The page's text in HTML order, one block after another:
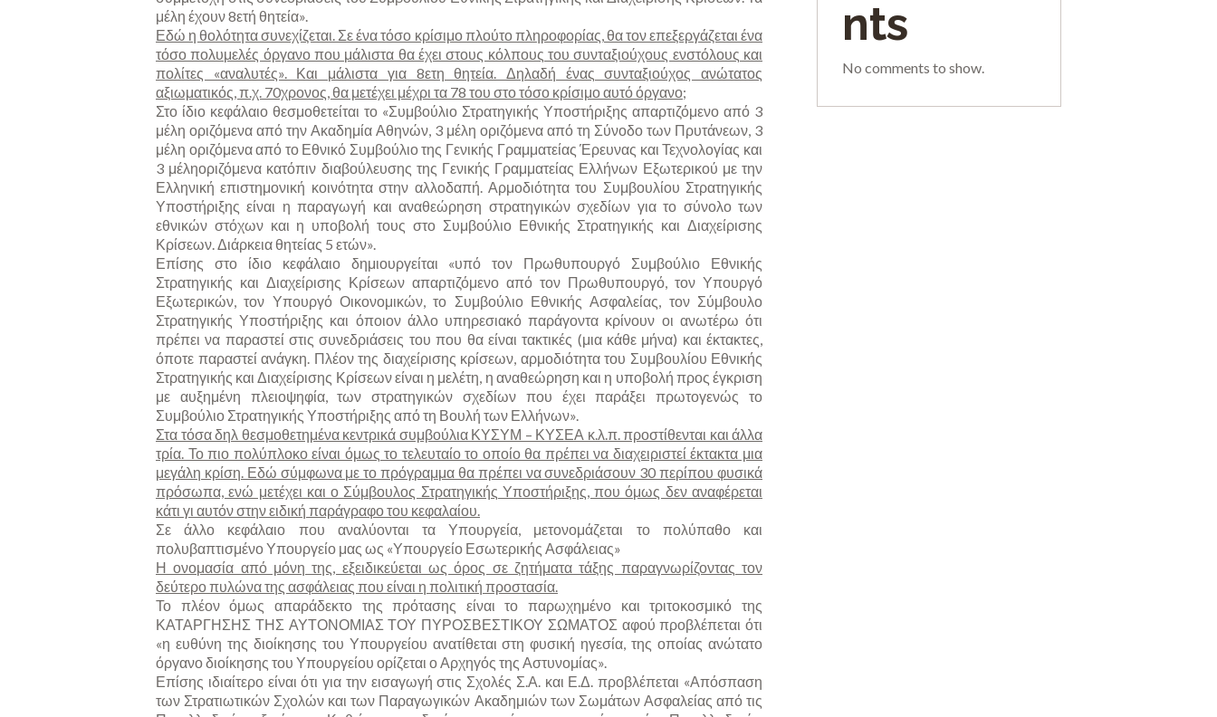
μέλη έχουν 8ετή θητεία».
Εδώ η θολότητα συνεχίζεται. Σε ένα τόσο κρίσιμο πλούτο πληροφορίας, θα τον επεξεργάζεται ένα
τόσο πολυμελές όργανο που μάλιστα θα έχει στους κόλπους του συνταξιούχους ενστόλους και
πολίτες «αναλυτές». Και μάλιστα για 8ετη θητεία. Δηλαδή ένας συνταξιούχος ανώτατος
αξιωματικός, π.χ. 70χρονος, θα μετέχει μέχρι τα 78 του στο τόσο κρίσιμο αυτό όργανο;
Στο ίδιο κεφάλαιο θεσμοθετείται το «Συμβούλιο Στρατηγικής Υποστήριξης απαρτιζόμενο από 3
μέλη οριζόμενα από την Ακαδημία Αθηνών, 3 μέλη οριζόμενα από τη Σύνοδο των Πρυτάνεων, 3
μέλη οριζόμενα από το Εθνικό Συμβούλιο της Γενικής Γραμματείας Έρευνας και Τεχνολογίας και
3 μέληοριζόμενα κατόπιν διαβούλευσης της Γενικής Γραμματείας Ελλήνων Εξωτερικού με την
Ελληνική επιστημονική κοινότητα στην αλλοδαπή. Αρμοδιότητα του Συμβουλίου Στρατηγικής
Υποστήριξης είναι η παραγωγή και αναθεώρηση στρατηγικών σχεδίων για το σύνολο των
εθνικών στόχων και η υποβολή τους στο Συμβούλιο Εθνικής Στρατηγικής και Διαχείρισης
Κρίσεων. Διάρκεια θητείας 5 ετών».
Επίσης στο ίδιο κεφάλαιο δημιουργείται «υπό τον Πρωθυπουργό Συμβούλιο Εθνικής
Στρατηγικής και Διαχείρισης Κρίσεων απαρτιζόμενο από τον Πρωθυπουργό, τον Υπουργό
Εξωτερικών, τον Υπουργό Οικονομικών, το Συμβούλιο Εθνικής Ασφαλείας, τον Σύμβουλο
Στρατηγικής Υποστήριξης και όποιον άλλο υπηρεσιακό παράγοντα κρίνουν οι ανωτέρω ότι
πρέπει να παραστεί στις συνεδριάσεις του που θα είναι τακτικές (μια κάθε μήνα) και έκτακτες,
όποτε παραστεί ανάγκη. Πλέον της διαχείρισης κρίσεων, αρμοδιότητα του Συμβουλίου Εθνικής
Στρατηγικής και Διαχείρισης Κρίσεων είναι η μελέτη, η αναθεώρηση και η υποβολή προς έγκριση
με αυξημένη πλειοψηφία, των στρατηγικών σχεδίων που έχει παράξει πρωτογενώς το
Συμβούλιο Στρατηγικής Υποστήριξης από τη Βουλή των Ελλήνων».
Στα τόσα δηλ θεσμοθετημένα κεντρικά συμβούλια ΚΥΣΥΜ – ΚΥΣΕΑ κ.λ.π. προστίθενται και άλλα
τρία. Το πιο πολύπλοκο είναι όμως το τελευταίο το οποίο θα πρέπει να διαχειριστεί έκτακτα μια
μεγάλη κρίση. Εδώ σύμφωνα με το πρόγραμμα θα πρέπει να συνεδριάσουν 30 περίπου φυσικά
πρόσωπα, ενώ μετέχει και ο Σύμβουλος Στρατηγικής Υποστήριξης, που όμως δεν αναφέρεται
κάτι γι αυτόν στην ειδική παράγραφο του κεφαλαίου.
Σε άλλο κεφάλαιο που αναλύονται τα Υπουργεία, μετονομάζεται το πολύπαθο και
πολυβαπτισμένο Υπουργείο μας ως «Υπουργείο Εσωτερικής Ασφάλειας»
Η ονομασία από μόνη της, εξειδικεύεται ως όρος σε ζητήματα τάξης παραγνωρίζοντας τον
δεύτερο πυλώνα της ασφάλειας που είναι η πολιτική προστασία.
Το πλέον όμως απαράδεκτο της πρότασης είναι το παρωχημένο και τριτοκοσμικό της
ΚΑΤΑΡΓΗΣΗΣ ΤΗΣ ΑΥΤΟΝΟΜΙΑΣ ΤΟΥ ΠΥΡΟΣΒΕΣΤΙΚΟΥ ΣΩΜΑΤΟΣ αφού προβλέπεται ότι
«η ευθύνη της διοίκησης του Υπουργείου ανατίθεται στη φυσική ηγεσία, της οποίας ανώτατο
όργανο διοίκησης του Υπουργείου ορίζεται ο Αρχηγός της Αστυνομίας».
Επίσης ιδιαίτερο είναι ότι για την εισαγωγή στις Σχολές Σ.Α. και Ε.Δ. προβλέπεται «Απόσπαση
των Στρατιωτικών Σχολών και των Παραγωγικών Ακαδημιών των Σωμάτων Ασφαλείας από τις
nts
No comments to show.